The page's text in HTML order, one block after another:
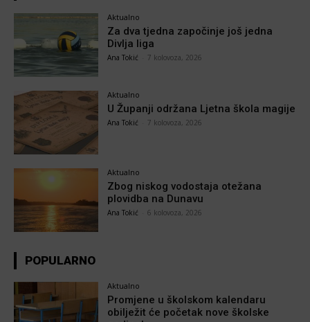
Aktualno
Za dva tjedna započinje još jedna
Divlja liga
Ana Tokić 7 kolovoza, 2026
Aktualno
U Županji održana Ljetna škola magije
Ana Tokić 7 kolovoza, 2026
Aktualno
Zbog niskog vodostaja otežana
plovidba na Dunavu
Ana Tokić 6 kolovoza, 2026
POPULARNO
Aktualno
Promjene u školskom kalendaru
obilježit će početak nove školske